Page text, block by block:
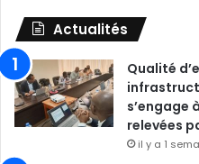
Actualités
Qualité
s’engage
relevées
il y a 1